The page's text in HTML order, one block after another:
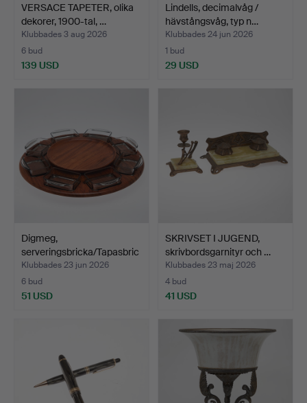
VERSACE TAPETER, olika
dekorer, 1900-tal, …
Klubbades 3 aug 2026
6 bud
139 USD
Lindells, decimalvåg /
hävstångsvåg, typ n…
Klubbades 24 jun 2026
1 bud
29 USD
Digmeg,
serveringsbricka/Tapasbric
ka, teak…
Klubbades 23 jun 2026
6 bud
51 USD
SKRIVSET I JUGEND,
skrivbordsgarnityr och …
Klubbades 23 maj 2026
4 bud
41 USD